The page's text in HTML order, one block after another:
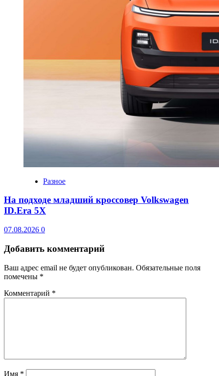
Разное
На подходе младший кроссовер Volkswagen
ID.Era 5X
07.08.2026 0
Добавить комментарий
Ваш адрес email не будет опубликован. Обязательные поля
помечены *
Комментарий *
Имя *